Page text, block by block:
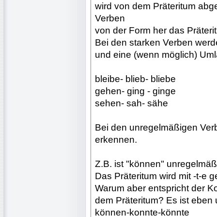
wird von dem Präteritum
Verben
von der Form her das
Bei den starken Verben
und eine (wenn möglich)
bleibe- blieb- bliebe
gehen- ging - ginge
sehen- sah- sähe
Bei den unregelmäßigen
erkennen.
Z.B. ist "können"
Das Präteritum wird mit -t-e
Warum aber entspricht der
dem Präteritum? Es ist eben
können-konnte-könnte